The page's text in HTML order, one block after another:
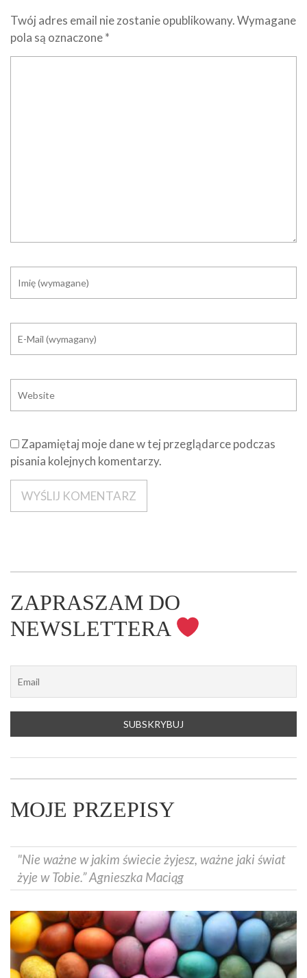
Twój adres email nie zostanie opublikowany.Wymagane
pola są oznaczone*
Zapamiętaj moje dane w tej przeglądarce podczas
pisania kolejnych komentarzy.
ZAPRASZAM DO
NEWSLETTERA
MOJE PRZEPISY
"Nie ważne w jakim świecie żyjesz, ważne jaki świat
żyje w Tobie.” Agnieszka Maciąg